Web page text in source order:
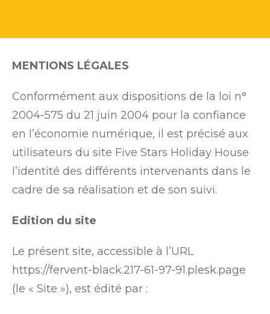
MENTIONS LÉGALES
Conformément aux dispositions de la loi n°
2004-575 du 21 juin 2004 pour la confiance
en l’économie numérique, il est précisé aux
utilisateurs du site Five Stars Holiday House
l’identité des différents intervenants dans le
cadre de sa réalisation et de son suivi.
Edition du site
Le présent site, accessible à l’URL
https://fervent-black.217-61-97-91.plesk.page
(le « Site »), est édité par :